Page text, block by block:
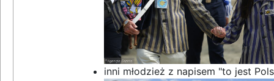
inni młodzież z napisem "to jest